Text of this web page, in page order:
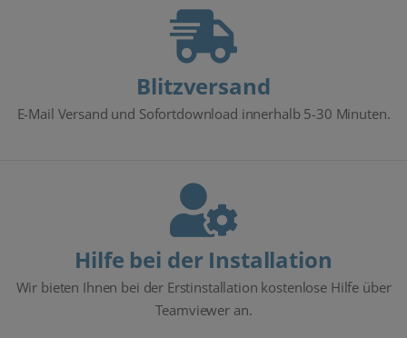
Blitzversand
E-Mail Versand und Sofortdownload innerhalb 5-30 Minuten.
Hilfe bei der Installation
Wir bieten Ihnen bei der Erstinstallation kostenlose Hilfe über
Teamviewer an.